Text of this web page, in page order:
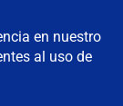
MENÚ